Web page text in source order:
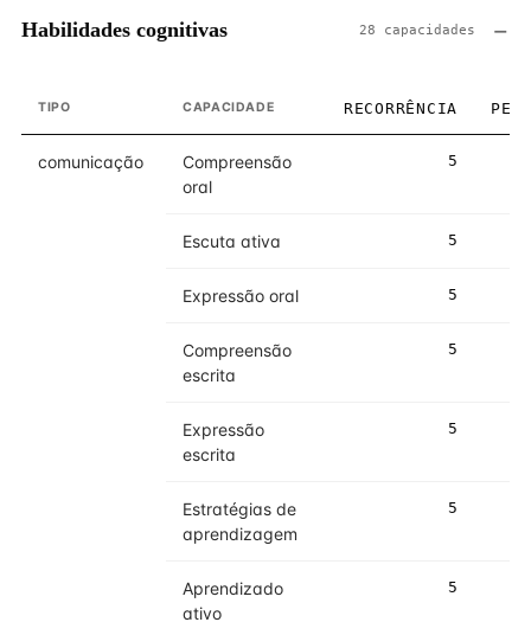
Habilidades cognitivas 28 capacidades
TIPO CAPACIDADE RECORRÊNCIA PESO
comunicação
Compreensão
oral
5
Escuta ativa 5
Expressão oral 5
Compreensão
escrita
5
Expressão
escrita
5
Estratégias de
aprendizagem
5
Aprendizado
ativo
5